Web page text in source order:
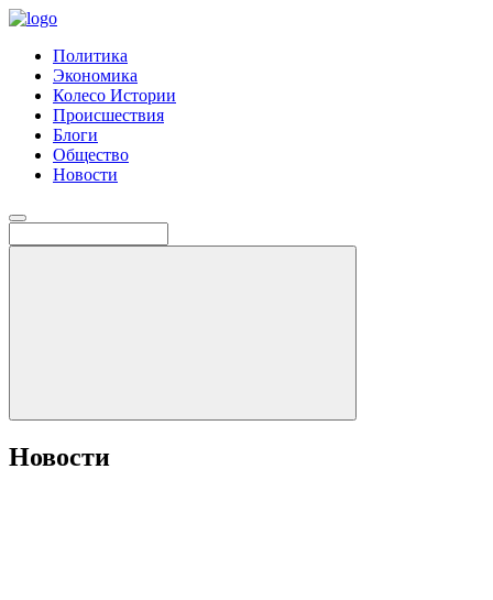
Политика
Экономика
Колесо Истории
Происшествия
Блоги
Общество
Новости
Новости